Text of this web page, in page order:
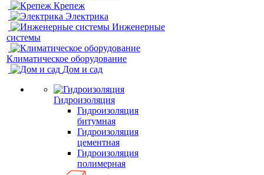
Крепеж
Электрика
Инженерные
системы
Климатическое оборудование
Дом и сад
Гидроизоляция
Гидроизоляция
битумная
Гидроизоляция
цементная
Гидроизоляция
полимерная